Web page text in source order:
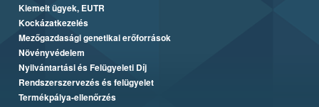
Kiemelt ügyek, EUTR
Kockázatkezelés
Mezőgazdasági genetikai erőforrások
Növényvédelem
Nyilvántartási és Felügyeleti Díj
Rendszerszervezés és felügyelet
Termékpálya-ellenőrzés